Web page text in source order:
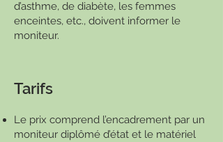
d’asthme, de diabète, les femmes
enceintes, etc., doivent informer le
moniteur.
Tarifs
Le prix comprend l’encadrement par un
moniteur diplômé d’état et le matériel